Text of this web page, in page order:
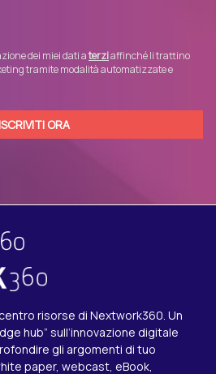
dei miei dati aterziaffinché li trattino
tramite modalità automatizzate e
risorse di Nextwork360. Un
hub” sull’innovazione digitale
gli argomenti di tuo
paper, webcast, eBook,